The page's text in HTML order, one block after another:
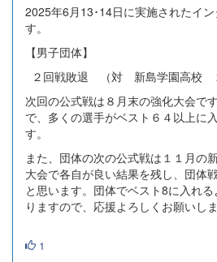
2025年6月13･14日に実施されたイ
す。
【男子団体】
２回戦敗退 （対 新島学園高校
次回の公式戦は８月末の強化大会で
で、多くの選手がベスト６４以上に
す。
また、団体の次の公式戦は１１月の
大会で各自が良い結果を残し、団体
と思います。団体でベスト8に入れ
りますので、応援よろしくお願いしま
1